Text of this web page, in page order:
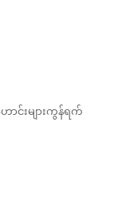
ာင်းများကွန်ရက်